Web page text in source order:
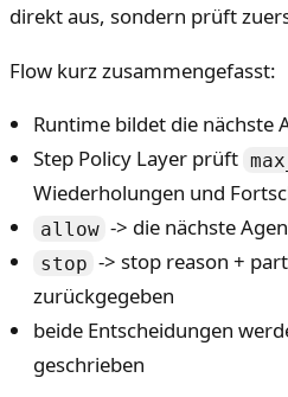
direkt aus, sondern prüft
Flow kurz zusammengefasst:
Runtime bildet die nächste
Step Policy Layer prüft
Wiederholungen und
allow -> die nächste
stop -> stop reason +
zurückgegeben
beide Entscheidungen
geschrieben